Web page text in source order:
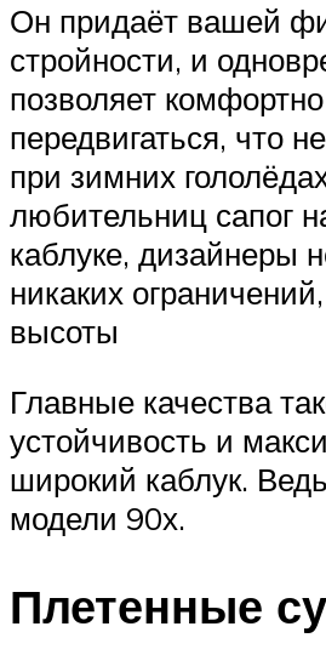
Он придаёт вашей
стройности, и
позволяет комфортно
передвигаться, что
при зимних
любительниц сапог
каблуке, дизайнеры
никаких
высоты
Главные качества
устойчивость и
широкий каблук.
модели 90х.
Плетенные